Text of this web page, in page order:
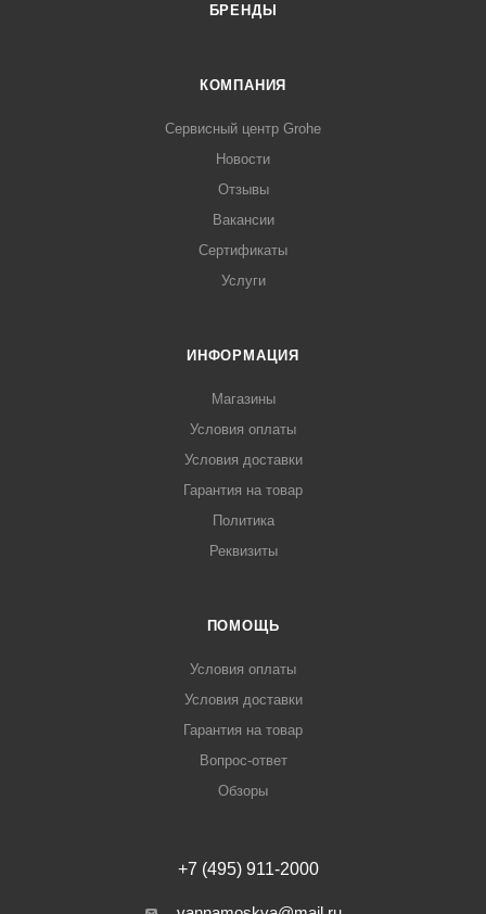
БРЕНДЫ
КОМПАНИЯ
Сервисный центр Grohe
Новости
Отзывы
Вакансии
Сертификаты
Услуги
ИНФОРМАЦИЯ
Магазины
Условия оплаты
Условия доставки
Гарантия на товар
Политика
Реквизиты
ПОМОЩЬ
Условия оплаты
Условия доставки
Гарантия на товар
Вопрос-ответ
Обзоры
+7 (495) 911-2000